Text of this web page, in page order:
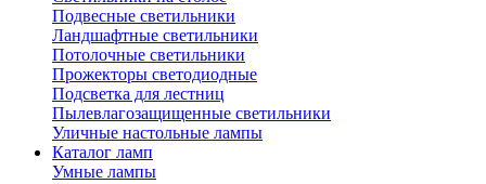
Подвесные светильники
Ландшафтные светильники
Потолочные светильники
Прожекторы светодиодные
Подсветка для лестниц
Пылевлагозащищенные светильники
Уличные настольные лампы
Каталог ламп
Умные лампы